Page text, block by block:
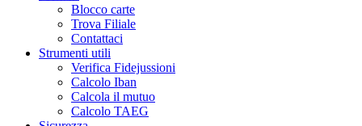
Blocco carte
Trova Filiale
Contattaci
Strumenti utili
Verifica Fidejussioni
Calcolo Iban
Calcola il mutuo
Calcolo TAEG